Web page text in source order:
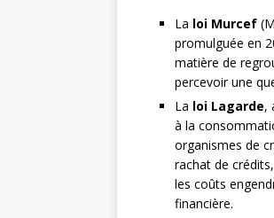
La loi Murcef
promulguée en
matière de
percevoir une
La loi Lagarde,
à la
organismes de
rachat de
les coûts
financière.